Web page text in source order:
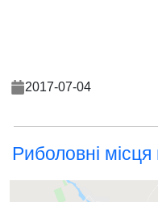
2017-07-04
Риболовні